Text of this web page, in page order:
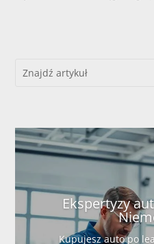
Ekspertyzy
Kupujesz auto po